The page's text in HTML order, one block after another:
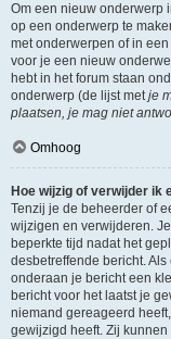
Om een nieuw onderwerp
op een onderwerp te
met onderwerpen of in
voor je een nieuw
hebt in het forum staan
onderwerp (de lijst metje
plaatsen, je mag niet
Omhoog
Hoe wijzig of verwijder ik
Tenzij je de beheerder of
wijzigen en verwijderen.
beperkte tijd nadat het
desbetreffende bericht.
onderaan je bericht een
bericht voor het laatst je
niemand gereageerd
gewijzigd heeft. Zij